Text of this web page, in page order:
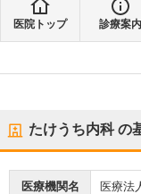
医院トップ 診療案内
たけうち内科の
医療機関名 医療法